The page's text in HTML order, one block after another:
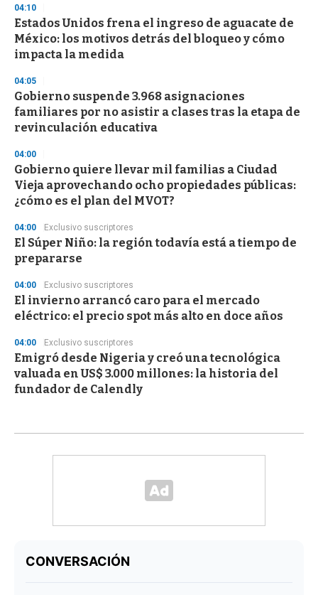
04:10
Estados Unidos frena el ingreso de aguacate de
México: los motivos detrás del bloqueo y cómo
impacta la medida
04:05
Gobierno suspende 3.968 asignaciones
familiares por no asistir a clases tras la etapa de
revinculación educativa
04:00
Gobierno quiere llevar mil familias a Ciudad
Vieja aprovechando ocho propiedades públicas:
¿cómo es el plan del MVOT?
04:00 Exclusivo suscriptores
El Súper Niño: la región todavía está a tiempo de
prepararse
04:00 Exclusivo suscriptores
El invierno arrancó caro para el mercado
eléctrico: el precio spot más alto en doce años
04:00 Exclusivo suscriptores
Emigró desde Nigeria y creó una tecnológica
valuada en US$ 3.000 millones: la historia del
fundador de Calendly